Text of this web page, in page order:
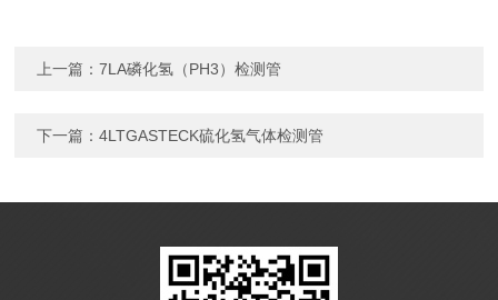
上一篇：7LA磷化氢（PH3）检测管
下一篇：4LTGASTECK硫化氢气体检测管